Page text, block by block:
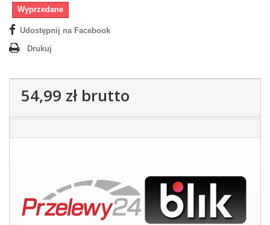
Wyprzedane
Udostępnij na Facebook
Drukuj
54,99 złbrutto